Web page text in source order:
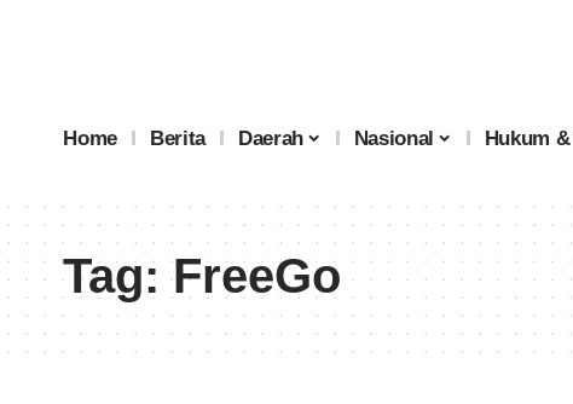
Home Berita Daerah Nasional Hukum
Tag:FreeGo